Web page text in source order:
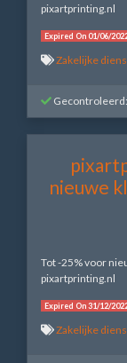
pixartprinting.nl
Expired On 01/06/
Zakelijke
nieuwe
Tot -25% voor
pixartprinting.nl
Expired On 31/12/
Zakelijke